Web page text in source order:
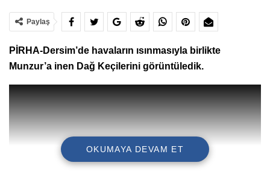
Paylaş
PİRHA-Dersim’de havaların ısınmasıyla birlikte
Munzur’a inen Dağ Keçilerini görüntüledik.
OKUMAYA DEVAM ET